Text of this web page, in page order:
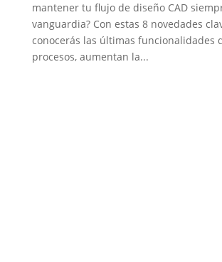
mantener tu flujo de diseño CAD
vanguardia? Con estas 8 novedades
conocerás las últimas funcionalidades
procesos, aumentan la...